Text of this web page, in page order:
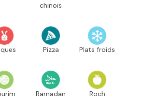
chinois
Pizza Plats froids
Ramadan Roch